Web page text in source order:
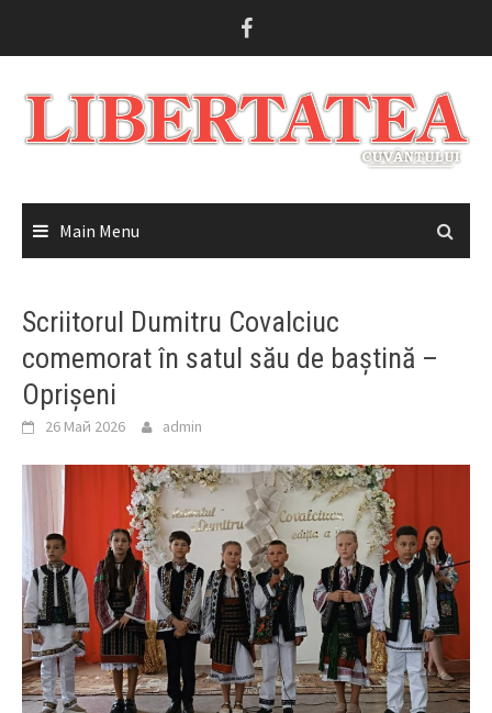
Main Menu
Scriitorul Dumitru Covalciuc
comemorat în satul său de baștină –
Oprișeni
26 Май 2026 admin